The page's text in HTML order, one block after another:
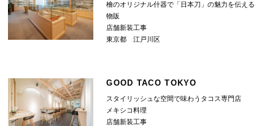
檜のオリジナル什器で「日本刀」の魅力を伝える
物販
店舗新装工事
東京都 江戸川区
GOOD TACO TOKYO
スタイリッシュな空間で味わうタコス専門店
メキシコ料理
店舗新装工事